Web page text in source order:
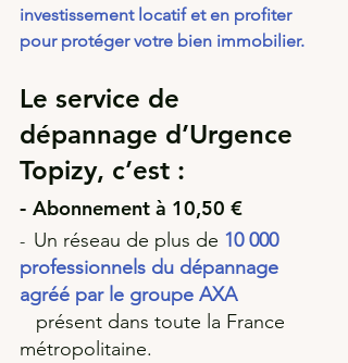
investissement locatif et en profiter
pour protéger votre bien immobilier.
Le service de
dépannage d’Urgence
Topizy, c’est :
- Abonnement à 10,50 €
- Un réseau de plus de 10 000
professionnels du dépannage
agréé par le groupe AXA
métropolitaine.